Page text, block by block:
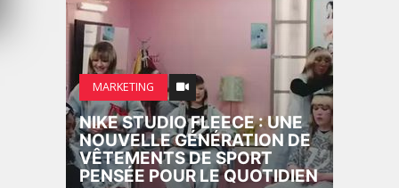
MARKETING
NIKE STUDIO FLEECE : UNE
NOUVELLE GÉNÉRATION DE
VÊTEMENTS DE SPORT
PENSÉE POUR LE QUOTIDIEN